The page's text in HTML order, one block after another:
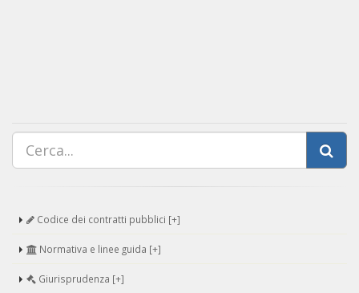
Codice dei contratti pubblici [+]
Normativa e linee guida [+]
Giurisprudenza [+]